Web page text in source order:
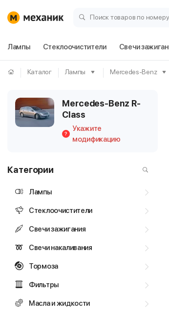
Поиск товаров по
Лампы Стеклоочистители Свечи
Каталог Лампы Mercedes-Benz
Mercedes-Benz R-
Class
?
Укажите
модификацию
Категории
Лампы
Стеклоочистители
Свечи зажигания
Свечи накаливания
Тормоза
Фильтры
Масла и жидкости